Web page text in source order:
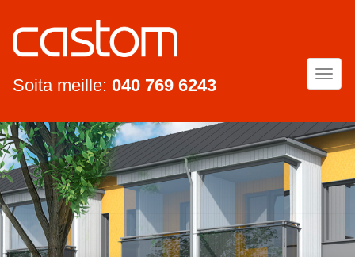
Soita meille: 040 769 6243